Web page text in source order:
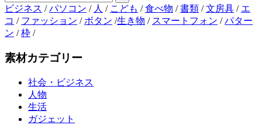
ビジネス /パソコン / 人 / こども /食べ物 /書類 /文房具 / エ
コ / ファッション / ボタン /生き物 / スマートフォン /パター
ン /枠 /
素材カテゴリー
社会・ビジネス
人物
生活
ガジェット